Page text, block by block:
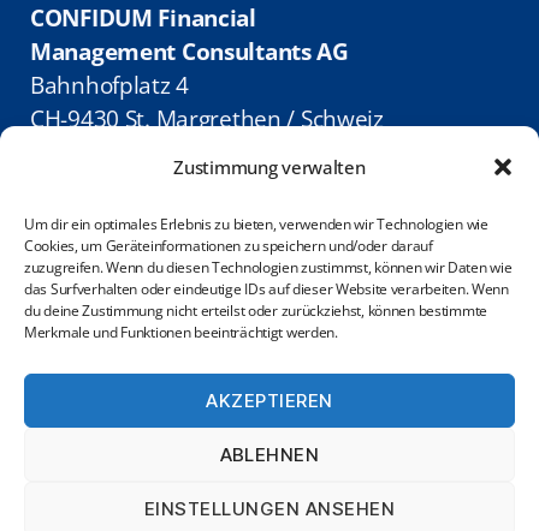
Zustimmung verwalten
Um dir ein optimales Erlebnis zu bieten, verwenden wir Technologien wie
Cookies, um Geräteinformationen zu speichern und/oder darauf
zuzugreifen. Wenn du diesen Technologien zustimmst, können wir Daten wie
das Surfverhalten oder eindeutige IDs auf dieser Website verarbeiten. Wenn
du deine Zustimmung nicht erteilst oder zurückziehst, können bestimmte
Merkmale und Funktionen beeinträchtigt werden.
AKZEPTIEREN
ABLEHNEN
EINSTELLUNGEN ANSEHEN
e
CONFIDUM Financial
Management Consultants AG
Bahnhofplatz 4
CH-9430 St. Margrethen /Schweiz
Telefon: +41 71 858 2890
AG